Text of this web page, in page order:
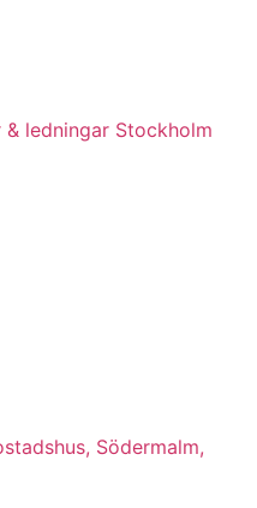
ledningar Stockholm
Södermalm,